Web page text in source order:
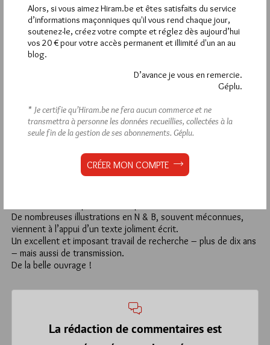
7 DÉCEMBRE 2019 À 5H52 / RÉPONDRE
Raphaël Imbet signe là LE livre référence sur le jazz et les
Francs-Maçons.
Cet ouvrage, au format poche, riche de 512 pages est
préfacé, tout spécialement pour cette réédition de 2018, par
Patrick Chamoiseau, écrivain, théoricien de la créolité, prix
collection « Philosophie imaginaire » toujours chez
L’éclat/poche.
Gardons à l’esprit que le sous-titre est « Initiés, mystiques et
Raphaël Imbert, saxophoniste de talent, chef d’orchestre,
compositeur, et professeur de musique, nous fait vivre, j’allais
De nombreuses illustrations en N & B, souvent méconnues,
viennent à l’appui d’un texte joliment écrit.
Un excellent et imposant travail de recherche – plus de dix ans
– mais aussi de transmission.
De la belle ouvrage !
La rédaction de commentaires est
Alors, si vous aimez Hiram.be et êtes satisfaits du service
d’informations maçonniques qu'il vous rend chaque jour,
soutenez-le, créez votre compte et réglez dès aujourd’hui
vos 20 € pour votre accès permanent et illimité d'un an au
blog.
D’avance je vous en remercie.
Géplu.
* Je certifie qu’Hiram.be ne fera aucun commerce et ne
transmettra à personne les données recueillies, collectées à la
seule fin de la gestion de ses abonnements. Géplu.
CRÉER MON COMPTE